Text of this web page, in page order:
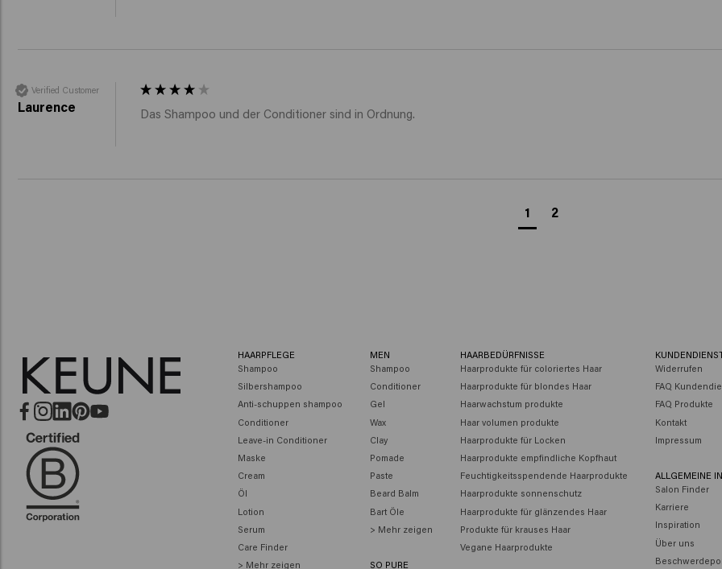
Verified Customer
Laurence Das Shampoo und der Conditioner sind in Ordnung.
1 2
HAARPFLEGE
Shampoo
Silbershampoo
Anti-schuppen shampoo
Conditioner
Leave-in Conditioner
Maske
Cream
Öl
Lotion
Serum
Care Finder
> Mehr zeigen
MEN
Shampoo
Conditioner
Gel
Wax
Clay
Pomade
Paste
Beard Balm
Bart Öle
> Mehr zeigen
SO PURE
HAARBEDÜRFNISSE
Haarprodukte für coloriertes Haar
Haarprodukte für blondes Haar
Haarwachstum produkte
Haar volumen produkte
Haarprodukte für Locken
Haarprodukte empfindliche Kopfhaut
Feuchtigkeitsspendende Haarprodukte
Haarprodukte sonnenschutz
Haarprodukte für glänzendes Haar
Produkte für krauses Haar
Vegane Haarprodukte
Widerrufen
FAQ
FAQ Produkte
Kontakt
Impressum
ALLGEMEINE
Salon Finder
Karriere
Inspiration
Über uns